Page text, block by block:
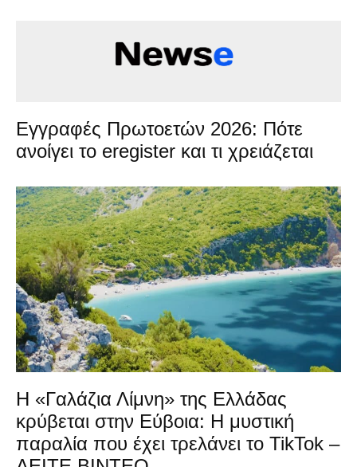
Εγγραφές Πρωτοετών 2026: Πότε
ανοίγει το eregister και τι χρειάζεται
Η «Γαλάζια Λίμνη» της Ελλάδας
κρύβεται στην Εύβοια: Η μυστική
παραλία που έχει τρελάνει το TikTok –